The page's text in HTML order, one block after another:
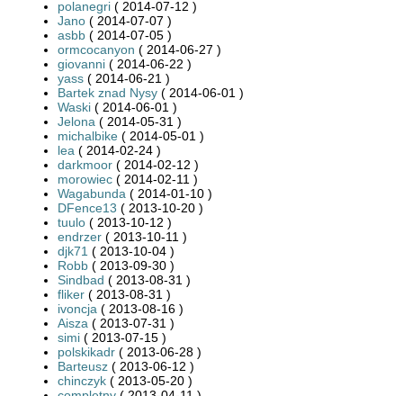
polanegri ( 2014-07-12 )
Jano ( 2014-07-07 )
asbb ( 2014-07-05 )
ormcocanyon ( 2014-06-27 )
giovanni ( 2014-06-22 )
yass ( 2014-06-21 )
Bartek znad Nysy ( 2014-06-01 )
Waski ( 2014-06-01 )
Jelona ( 2014-05-31 )
michalbike ( 2014-05-01 )
lea ( 2014-02-24 )
darkmoor ( 2014-02-12 )
morowiec ( 2014-02-11 )
Wagabunda ( 2014-01-10 )
DFence13 ( 2013-10-20 )
tuulo ( 2013-10-12 )
endrzer ( 2013-10-11 )
djk71 ( 2013-10-04 )
Robb ( 2013-09-30 )
Sindbad ( 2013-08-31 )
fliker ( 2013-08-31 )
ivoncja ( 2013-08-16 )
Aisza ( 2013-07-31 )
simi ( 2013-07-15 )
polskikadr ( 2013-06-28 )
Barteusz ( 2013-06-12 )
chinczyk ( 2013-05-20 )